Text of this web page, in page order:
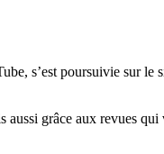
s’est poursuivie sur le
grâce aux revues